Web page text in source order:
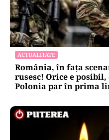
ACTUALITATE
România, în fața
rusesc! Orice e
Polonia par în prima